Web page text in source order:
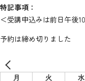
特記事項：
＜受講申込みは前日午後
予約は締め切りました
月 火 水